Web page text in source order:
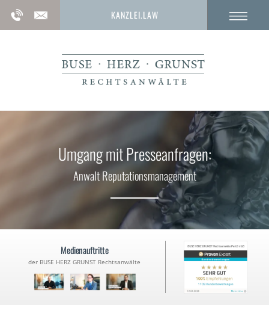
KANZLEI.LAW
Umgang mit Presseanfragen:
Anwalt Reputationsmanagement
Medienauftritte
der BUSE HERZ GRUNST Rechtsanwälte